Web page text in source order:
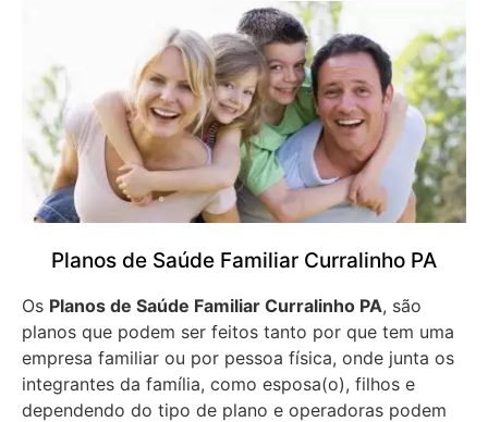
Planos de Saúde Familiar Curralinho PA
Os Planos de Saúde Familiar Curralinho PA, são
planos que podem ser feitos tanto por que tem uma
empresa familiar ou por pessoa física, onde junta os
integrantes da família, como esposa(o), filhos e
dependendo do tipo de plano e operadoras podem